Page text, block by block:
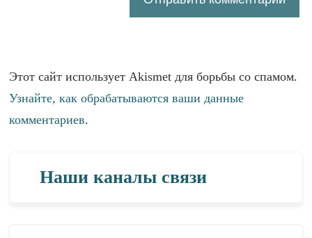
Этот сайт использует Akismet для борьбы со спамом.
Узнайте, как обрабатываются ваши данные
комментариев.
Наши каналы связи